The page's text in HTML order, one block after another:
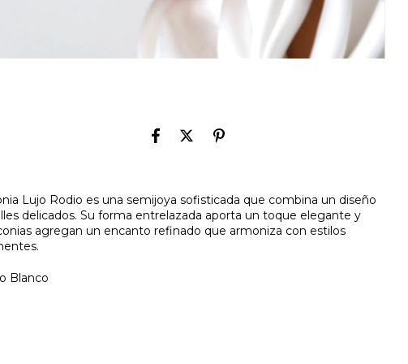
Lujo Rodio es una semijoya sofisticada que combina un diseño
delicados. Su forma entrelazada aporta un toque elegante y
agregan un encanto refinado que armoniza con estilos
Blanco